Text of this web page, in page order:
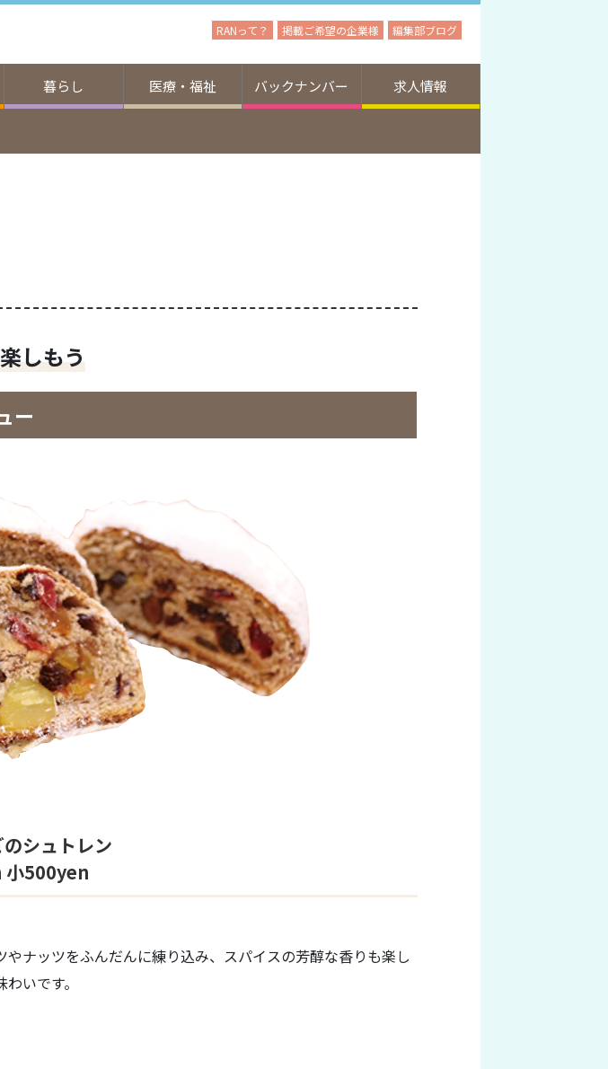
RANって？ 掲載ご希望の企業様 編集部ブログ
暮らし 医療・福祉 バックナンバー 求人情報
しもう
ー
シュトレン
小500yen
ナッツをふんだんに練り込み、スパイスの芳醇な香りも楽し
いです。